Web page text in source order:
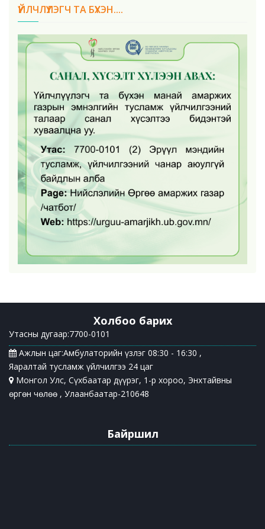
ҮЙЛЧЛҮҮЛЭГЧ ТА БҮХЭН....
Холбоо барих
Утасны дугаар:7700-0101
Ажлын цаг:Амбулаторийн үзлэг 08:30 - 16:30 ,
Яаралтай тусламж үйлчилгээ 24 цаг
Монгол Улс, Сүхбаатар дүүрэг, 1-р хороо, Энхтайвны
өргөн чөлөө , Улаанбаатар-210648
Байршил